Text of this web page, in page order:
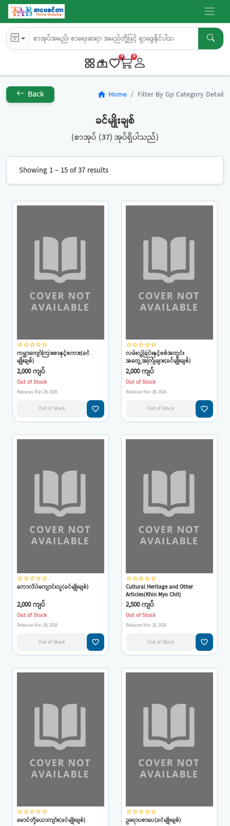
0 0
Back home Home Filter By Gp Category Detail
ခင်မျိုးချစ်
(စာအုပ် (37) အုပ်ရှိပါသည်)
Showing 1 – 15 of 37 results
star_borderstar_borderstar_borderstar_borderstar_border
ကမ္ဘာကျော်ကြားစာနှင့်စကား(ခင်
မျိုးချစ်)
2,000 ကျပ်
Out of Stock
Releases Mar 28, 2026
Out of Stock favorite_border
star_borderstar_borderstar_borderstar_borderstar_border
လမ်းလွှဲခြင်းနှင့်စစ်အတွင်း
အတွေ့အကြုံများ(ခင်မျိုးချစ်)
2,000 ကျပ်
Out of Stock
Releases Mar 28, 2026
Out of Stock favorite_border
star_borderstar_borderstar_borderstar_borderstar_border
ကောလိပ်ကျောင်းသူ(ခင်မျိုးချစ်)
2,000 ကျပ်
Out of Stock
Releases Mar 28, 2026
Out of Stock favorite_border
star_borderstar_borderstar_borderstar_borderstar_border
Cultural Heritage and Other
Articles(Khin Myo Chit)
2,500 ကျပ်
Out of Stock
Releases Mar 28, 2026
Out of Stock favorite_border
star_borderstar_borderstar_borderstar_borderstar_border
မောင်တို့ယောကျာ်း(ခင်မျိုးချစ်)
star_borderstar_borderstar_borderstar_borderstar_border
ဥရောပစာပေ(ခင်မျိုးချစ်)